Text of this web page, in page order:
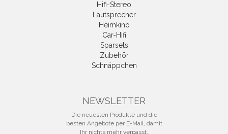
Hifi-Stereo
Lautsprecher
Heimkino
Car-Hifi
Sparsets
Zubehör
Schnäppchen
NEWSLETTER
Die neuesten Produkte und die
besten Angebote per E-Mail, damit
Ihr nichts mehr verpasst.